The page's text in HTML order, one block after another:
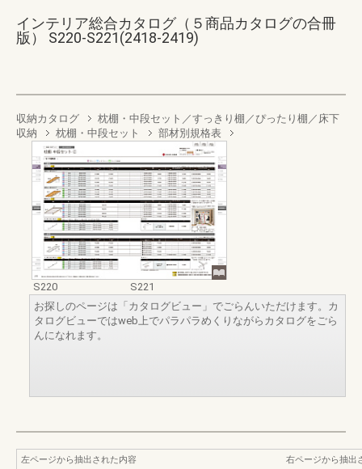
インテリア総合カタログ（５商品カタログの合冊
版） S220-S221(2418-2419)
収納カタログ
枕棚・中段セット／すっきり棚／ぴったり棚／床下
収納
枕棚・中段セット 部材別規格表
S220
S221
お探しのページは「カタログビュー」でごらんいただけます。カ
タログビューではweb上でパラパラめくりながらカタログをごら
んになれます。
左ページから抽出された内容
右ページから抽出